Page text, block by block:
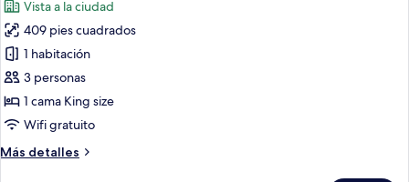
Access)
para
no
fumadores
(19-
28F,Club
Access)
fotos
de
Habitación
panorámica,
1
cama
size,
Vista a la ciudad
409 pies cuadrados
1 habitación
3 personas
1 cama King size
Wifi gratuito
Más detalles
Más